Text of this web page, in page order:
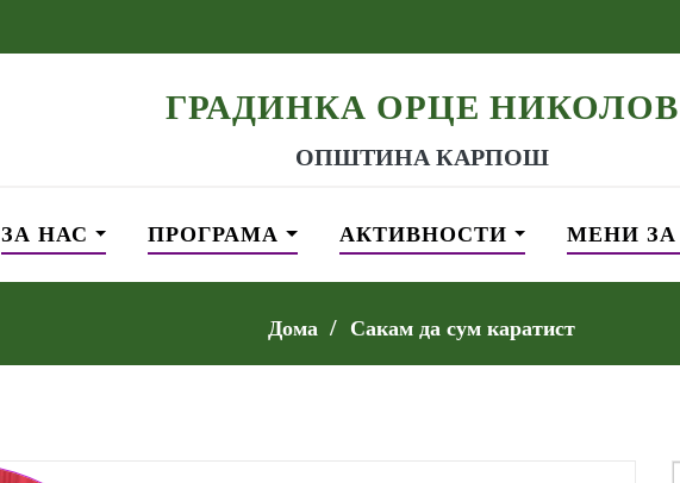
ГРАДИНКА ОРЦЕ НИКОЛОВ
ОПШТИНА КАРПОШ
ЗА НАС ПРОГРАМА АКТИВНОСТИ МЕНИ ЗА
Дома Сакам да сум каратист